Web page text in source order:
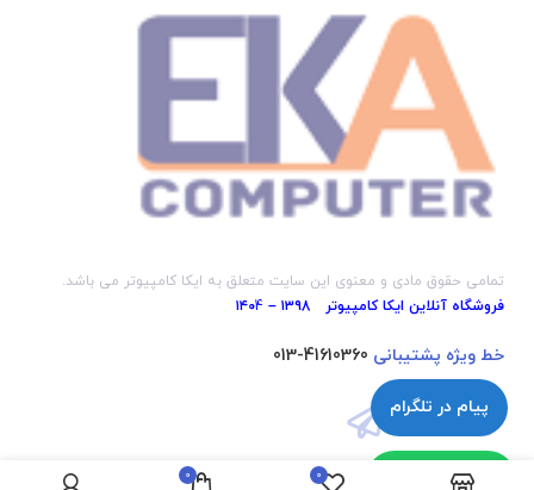
تمامی حقوق مادی و معنوی این سایت متعلق به ایکا کامپیوتر می باشد.
فروشگاه آنلاین ایکا کامپیوتر ۱۳۹8 – ۱۴۰
4
خط ویژه پشتیبانی 41610360-013
0
0
پیام در تلگرام
پیام در واتساپ